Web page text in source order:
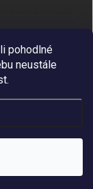
pohodlné
neustále